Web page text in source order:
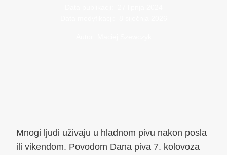
Mnogi ljudi uživaju u hladnom pivu nakon posla
ili vikendom. Povodom Dana piva 7. kolovoza